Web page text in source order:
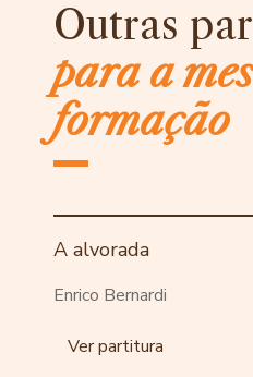
Outras
para a
formação
A alvorada
Enrico Bernardi
Ver partitura